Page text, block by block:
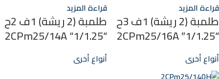
قراءة المزيد
طلمبة (2 ريشة) 1ف 3ح
“1/1.25″ 2CPm25/16A
أنواع أخرى
قراءة المزيد
طلمبة (2 ريشة) 1ف 2ح
“1/1.25“ 2CPm25/14A
أنواع أخرى